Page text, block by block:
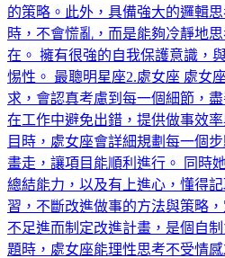
的策略。此外，具備強大的邏輯
時，不會慌亂，而是能夠冷靜地
在。 擁有很強的自我保護意識，
惕性。 最聰明星座2.處女座 處女
求，會認真考慮到每一個細節，
在工作中避免出錯，提供做事效
目時，處女座會詳細規劃每一個
畫走，讓項目能順利進行。 同時
總結能力，以及有上進心，懂得
習，不斷改進做事的方法與策略
不足進而制定改進計畫，是個自
題時，處女座能理性思考不受情